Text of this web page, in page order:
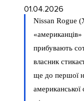
01.04.2026
Nissan Rogue
прибувають
власник
ще до першої
американської